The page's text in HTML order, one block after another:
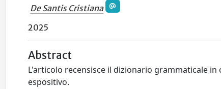
De Santis Cristiana
2025
Abstract
L'articolo recensisce il dizionario grammaticale
espositivo.